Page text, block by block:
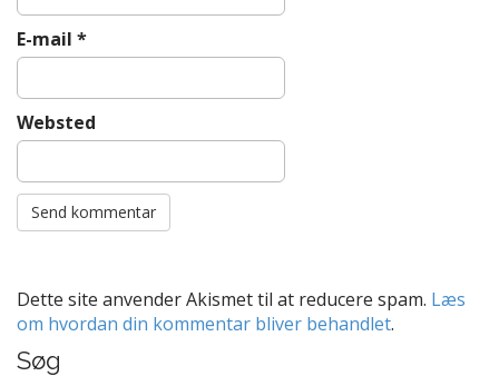
E-mail *
Websted
Dette site anvender Akismet til at reducere spam. Læs
om hvordan din kommentar bliver behandlet.
Søg